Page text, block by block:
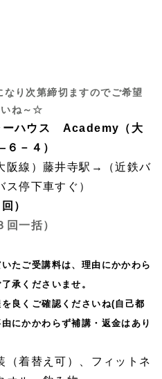
り次第締切ますのでご希望
いね～☆
ーハウス Academy（大
－４）
阪線）藤井寺駅→（近鉄バ
停下車すぐ）
）
回一括）
たご受講料は、理由にかかわら
承くださいませ。
良くご確認くださいね(自己都
にかかわらず補講・返金はあり
（着替え可）、フィットネ